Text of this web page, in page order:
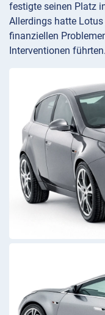
festigte seinen Platz
Allerdings hatte
finanziellen
Interventionen führten.